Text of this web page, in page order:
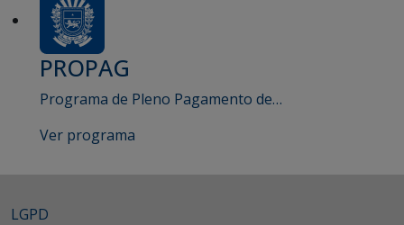
PROPAG
Programa de Pleno Pagamento de…
Ver programa
LGPD